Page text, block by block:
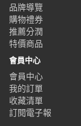
品牌導覽
購物禮券
推薦分潤
特價商品
會員中心
會員中心
我的訂單
收藏清單
訂閱電子報